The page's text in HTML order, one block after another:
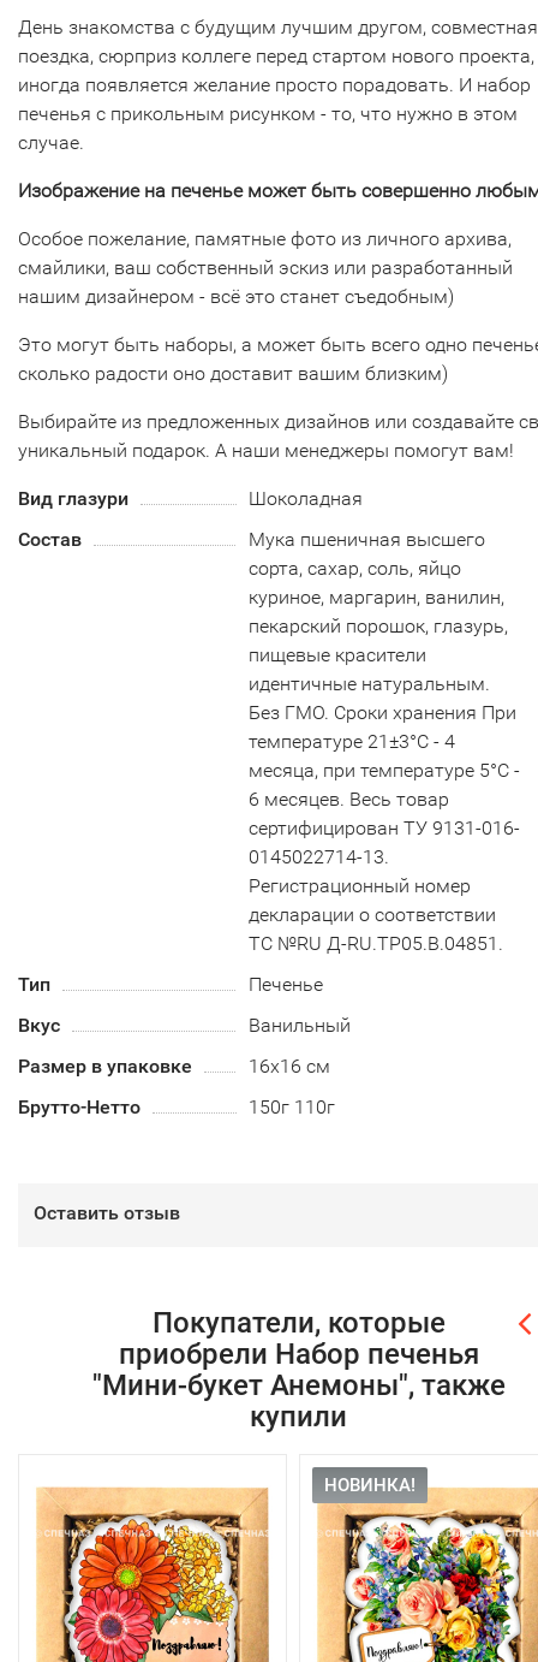
День знакомства с будущим лучшим другом, совместная
поездка, сюрприз коллеге перед стартом нового
иногда появляется желание просто порадовать. И набор
печенья с прикольным рисунком - то, что нужно в этом
случае.
Изображение на печенье может быть совершенно
Особое пожелание, памятные фото из личного архива,
смайлики, ваш собственный эскиз или разработанный
нашим дизайнером - всё это станет съедобным)
Это могут быть наборы, а может быть всего одно
сколько радости оно доставит вашим близким)
Выбирайте из предложенных дизайнов или создавайте
уникальный подарок. А наши менеджеры помогут вам!
Вид глазури
Шоколадная
Состав
Мука пшеничная высшего
сорта, сахар, соль, яйцо
куриное, маргарин, ванилин,
пекарский порошок, глазурь,
пищевые красители
идентичные натуральным.
Без ГМО. Сроки хранения При
температуре 21±3°С - 4
месяца, при температуре 5°С -
6 месяцев. Весь товар
сертифицирован ТУ 9131-016-
0145022714-13.
Регистрационный номер
декларации о соответствии
ТС №RU Д-RU.TP05.B.04851.
Тип
Печенье
Вкус
Ванильный
Размер в упаковке
16х16 см
Брутто-Нетто
150г 110г
Оставить отзыв
Покупатели, которые
приобрели Набор печенья
"Мини-букет Анемоны", также
купили
НОВИНКА!